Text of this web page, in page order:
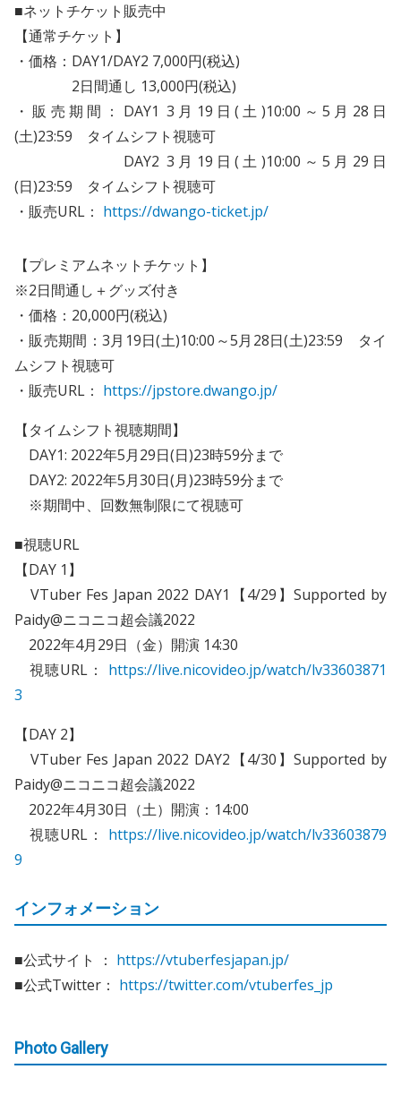
■ネットチケット販売中
【通常チケット】
・価格：DAY1/DAY2 7,000円(税込)
2日間通し 13,000円(税込)
・販売期間：DAY1 3月19日(土)10:00～5月28日
(土)23:59 タイムシフト視聴可
DAY2 3月19日(土)10:00～5月29日
(日)23:59 タイムシフト視聴可
・販売URL： https://dwango-ticket.jp/
【プレミアムネットチケット】
※2日間通し＋グッズ付き
・価格：20,000円(税込)
・販売期間：3月19日(土)10:00～5月28日(土)23:59 タイ
ムシフト視聴可
・販売URL： https://jpstore.dwango.jp/
【タイムシフト視聴期間】
DAY1: 2022年5月29日(日)23時59分まで
DAY2: 2022年5月30日(月)23時59分まで
※期間中、回数無制限にて視聴可
■視聴URL
【DAY 1】
VTuber Fes Japan 2022 DAY1【4/29】Supported by
Paidy@ニコニコ超会議2022
2022年4月29日（金）開演 14:30
視聴URL： https://live.nicovideo.jp/watch/lv33603871
3
【DAY 2】
VTuber Fes Japan 2022 DAY2【4/30】Supported by
Paidy@ニコニコ超会議2022
2022年4月30日（土）開演：14:00
視聴URL： https://live.nicovideo.jp/watch/lv33603879
9
インフォメーション
■公式サイト ： https://vtuberfesjapan.jp/
■公式Twitter： https://twitter.com/vtuberfes_jp
Photo Gallery